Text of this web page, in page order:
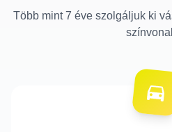
Több mint 7 éve szolgáljuk ki